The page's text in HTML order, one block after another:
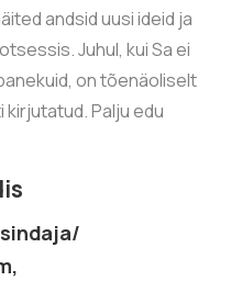
andsid uusi ideid ja
Juhul, kui Sa ei
on tõenäoliselt
Palju edu